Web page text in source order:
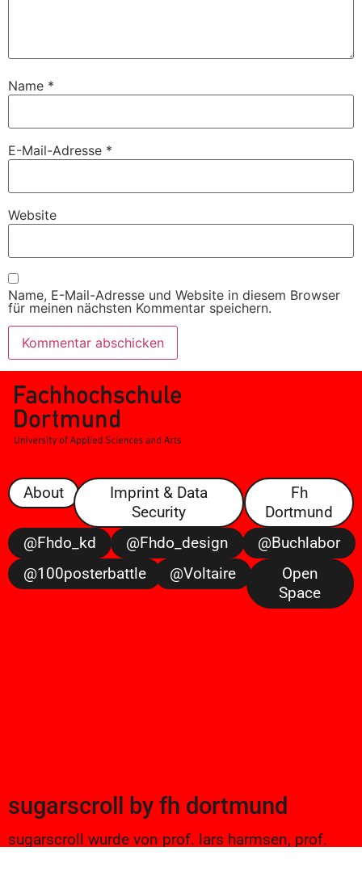
Name *
E-Mail-Adresse *
Website
Name, E-Mail-Adresse und Website in diesem Browser
für meinen nächsten Kommentar speichern.
About
Imprint & Data
Security
Fh
Dortmund
@fhdo_kd
@fhdo_design
@buchlabor
@100posterbattle
@voltaire
Open
Space
sugarscroll by fh dortmund
sugarscroll wurde von prof. lars harmsen, prof.